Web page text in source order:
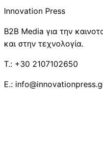
Innovation Press
B2B Media για την
και στην τεχνολογία.
T.: +30 2107102650
E.: